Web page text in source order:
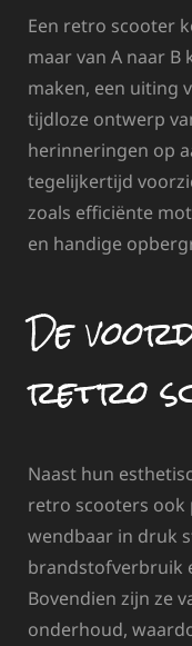
Een retro scooter
maar van A naar
maken, een uiting
tijdloze ontwerp
herinneringen op
tegelijkertijd
zoals efficiënte
en handige
De
retro
Naast hun
retro scooters ook
wendbaar in druk
brandstofverbruik
Bovendien zijn ze
onderhoud,